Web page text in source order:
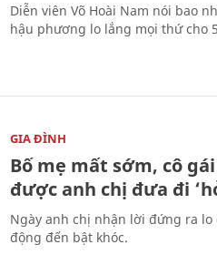
Diễn viên Võ Hoài Nam nói bao
hậu phương lo lắng mọi thứ cho
GIA ĐÌNH
Bố mẹ mất sớm, cô
được anh chị đưa đi
Ngày anh chị nhận lời đứng ra
động đến bật khóc.